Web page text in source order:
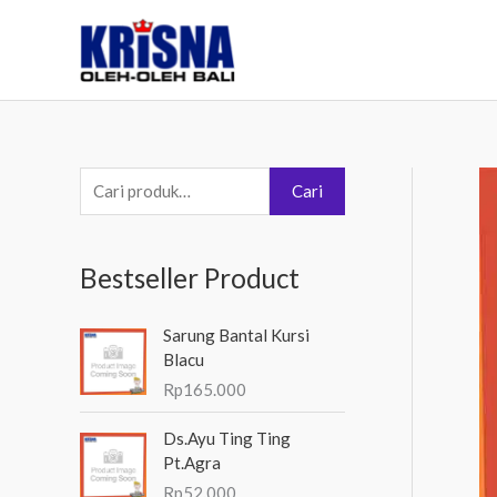
e
c
a
n
Cari
Bestseller Product
Sarung Bantal Kursi
Blacu
Rp165.000
Ds.Ayu Ting Ting
Pt.Agra
Rp52.000